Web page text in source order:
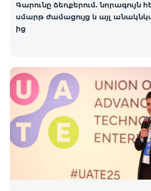
Գարունը ձեռքերում. նորագույն
սմարթ ժամացույց և այլ
ից